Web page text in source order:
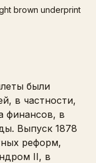
brown underprint
были
в частности,
финансов, в
Выпуск 1878
реформ,
II, в